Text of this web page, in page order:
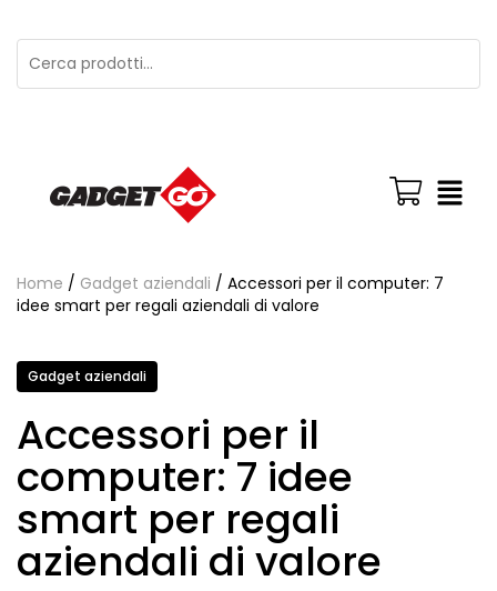
Home / Gadget aziendali / Accessori per il computer: 7
idee smart per regali aziendali di valore
Gadget aziendali
Accessori per il
computer: 7 idee
smart per regali
aziendali di valore